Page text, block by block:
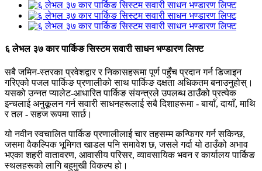
६ लेभल ३७ कार पार्किङ सिस्टम सवारी साधन भण्डारण लिफ्ट
सबै जमिन-स्तरका प्रवेशद्वार र निकासहरूमा पूर्ण पहुँच प्रदान गर्न डिजाइन
गरिएको पजल पार्किङ प्रणालीको साथ पार्किङ दक्षता अधिकतम बनाउनुहोस्।
यसको उन्नत प्यालेट-आधारित पार्किङ संयन्त्रले उपलब्ध ठाउँको प्रत्येक
इन्चलाई अनुकूलन गर्न सवारी साधनहरूलाई सबै दिशाहरूमा - बायाँ, दायाँ, माथि
र तल - सहज रूपमा सार्छ।
यो नवीन स्वचालित पार्किङ प्रणालीलाई चार तहसम्म कन्फिगर गर्न सकिन्छ,
जसमा वैकल्पिक भूमिगत खाडल पनि समावेश छ, जसले गर्दा यो ठाउँको अभाव
भएका शहरी वातावरण, आवासीय परिसर, व्यावसायिक भवन र कार्यालय पार्किङ
स्थलहरूको लागि बहुमुखी विकल्प हो।